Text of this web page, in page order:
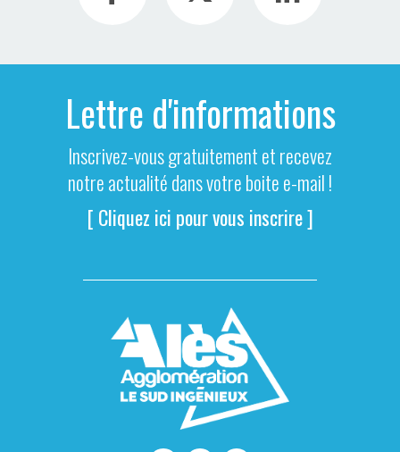
Lettre d'informations
Inscrivez-vous gratuitement et recevez
notre actualité dans votre boite e-mail !
[ Cliquez ici pour vous inscrire ]